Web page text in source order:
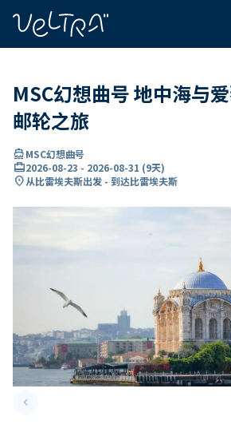
MSC幻想曲号 地中海与
邮轮之旅
directions_boatMSC幻想曲号
card_travel2026-08-23 - 2026-08-31 (9天)
location_on从比雷埃夫斯出发 - 到达比雷埃夫斯
keyboard_arrow_leftPrevious slide